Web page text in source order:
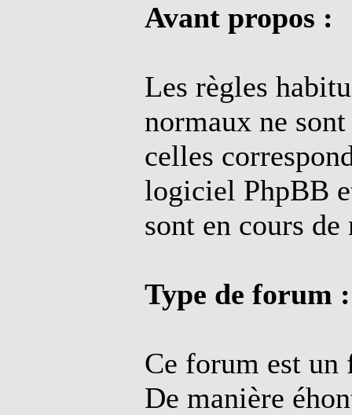
Avant propos :
Les règles
normaux ne
celles
logiciel PhpBB
sont en cours
Type de forum :
Ce forum est
De manière